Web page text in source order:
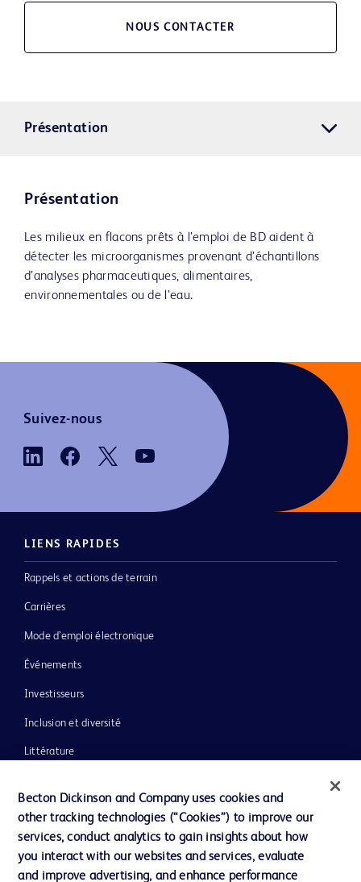
NOUS CONTACTER
Présentation
Présentation
Les milieux en flacons prêts à l’emploi de BD aident à
détecter les microorganismes provenant d’échantillons
d’analyses pharmaceutiques, alimentaires,
environnementales ou de l’eau.
Suivez-nous
LIENS RAPIDES
Rappels et actions de terrain
Carrières
Mode d’emploi électronique
Événements
Investisseurs
Inclusion et diversité
Littérature
Notre entreprise
Éthique et conformité
Assistance
Becton Dickinson and Company uses cookies and
other tracking technologies (“Cookies”) to improve our
services, conduct analytics to gain insights about how
you interact with our websites and services, evaluate
and improve advertising, and enhance performance